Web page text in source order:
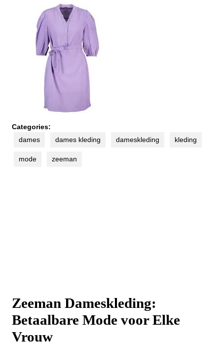
Categories:
dames
dames kleding dameskleding kleding
mode zeeman
Zeeman Dameskleding:
Betaalbare Mode voor Elke
Vrouw